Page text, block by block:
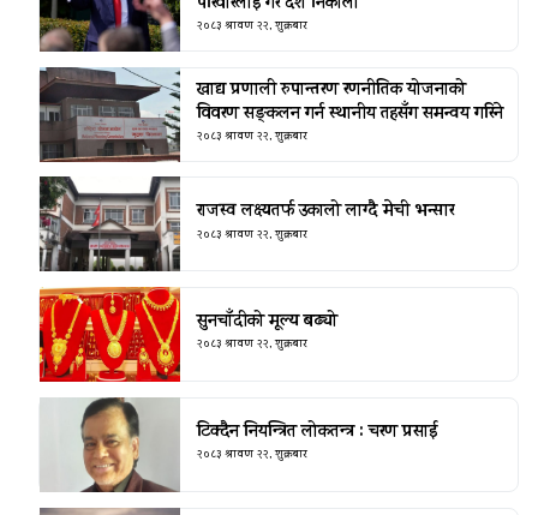
२०८३ श्रावण २२, शुक्रबार
खाद्य प्रणाली रुपान्तरण रणनीतिक योजनाको
विवरण सङ्कलन गर्न स्थानीय तहसँग समन्वय गरिने
२०८३ श्रावण २२, शुक्रबार
राजस्व लक्ष्यतर्फ उकालो लाग्दै मेची भन्सार
२०८३ श्रावण २२, शुक्रबार
सुनचाँदीको मूल्य बढ्यो
२०८३ श्रावण २२, शुक्रबार
टिक्दैन नियन्त्रित लोकतन्त्र : चरण प्रसाई
२०८३ श्रावण २२, शुक्रबार